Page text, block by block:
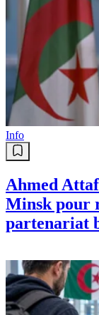
Info
Ahmed
Minsk pour
partenariat